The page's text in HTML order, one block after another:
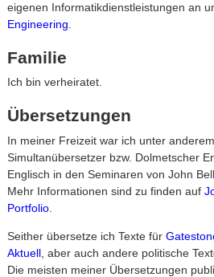
eigenen Informatikdienstleistungen an
Engineering.
Familie
Ich bin verheiratet.
Übersetzungen
In meiner Freizeit war ich unter
Simultanübersetzer bzw. Dolmetscher
Englisch in den Seminaren von John
Mehr Informationen sind zu finden auf
Portfolio.
Seither übersetze ich Texte für
Aktuell, aber auch andere politische
Die meisten meiner Übersetzungen